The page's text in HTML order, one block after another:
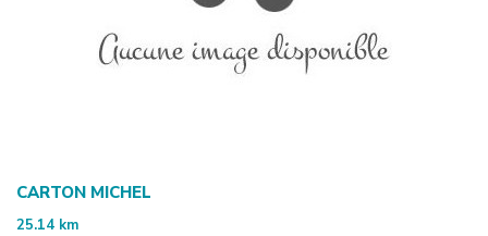
CARTON MICHEL
25.14 km